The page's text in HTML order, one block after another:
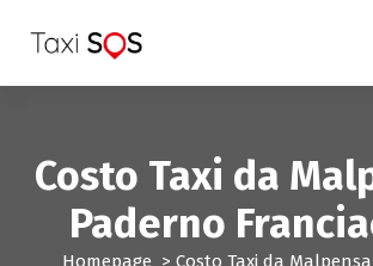
a
Costo Taxi da
Paderno
Homepage > Costo Taxi da